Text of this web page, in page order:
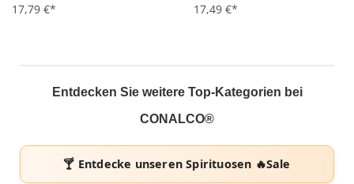
Durchschnittliche Bewertung von 4.8 von 5 Sternen
17,79 €* Durchschnittliche
17,49 €*
Entdecken Sie weitere Top-Kategorien bei
CONALCO®
🍸 Entdecke unserenSpirituosen 🔥Sale